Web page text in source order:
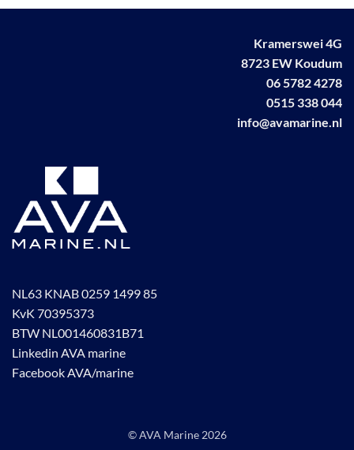
optie
Kramerswei 4G
8723 EW Koudum
06 5782 4278
0515 338 044
info@avamarine.nl
NL63 KNAB 0259 1499 85
KvK 70395373
BTW NL001460831B71
Linkedin AVA marine
Facebook AVA/marine
© AVA Marine 2026